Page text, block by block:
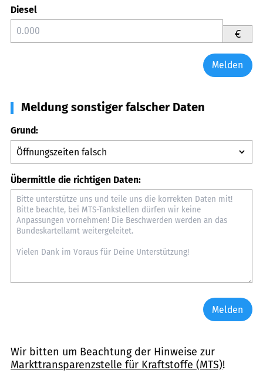
Diesel
€
Melden
Meldung sonstiger falscher Daten
Grund:
Übermittle die richtigen Daten:
Melden
Wir bitten um Beachtung der Hinweise zur
Markttransparenzstelle für Kraftstoffe (MTS)!